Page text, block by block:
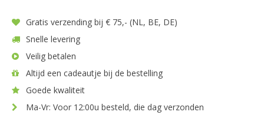
Gratis verzending bij € 75,- (NL, BE, DE)
Snelle levering
Veilig betalen
Altijd een cadeautje bij de bestelling
Goede kwaliteit
Ma-Vr: Voor 12:00u besteld, die dag verzonden